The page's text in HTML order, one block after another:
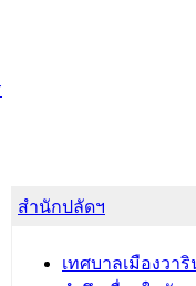
สำนักปลัดฯ
เทศบาลเมืองวา